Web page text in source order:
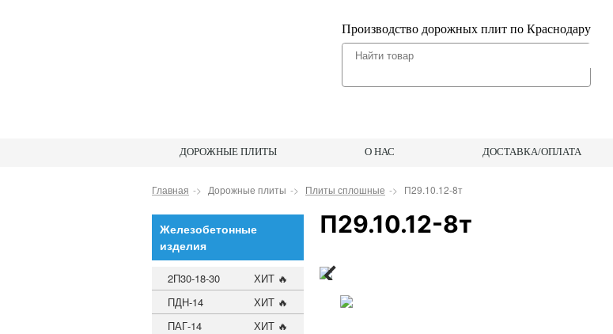
Производство дорожных плит по Краснодару
ДОРОЖНЫЕ ПЛИТЫ О НАС ДОСТАВКА/ОПЛАТА
Главная Дорожные плиты Плиты сплошные П29.10.12-8т
Железобетонные
изделия
2П30-18-30
ХИТ 🔥
ПДН-14
ХИТ 🔥
ПАГ-14
ХИТ 🔥
П29.10.12-8т